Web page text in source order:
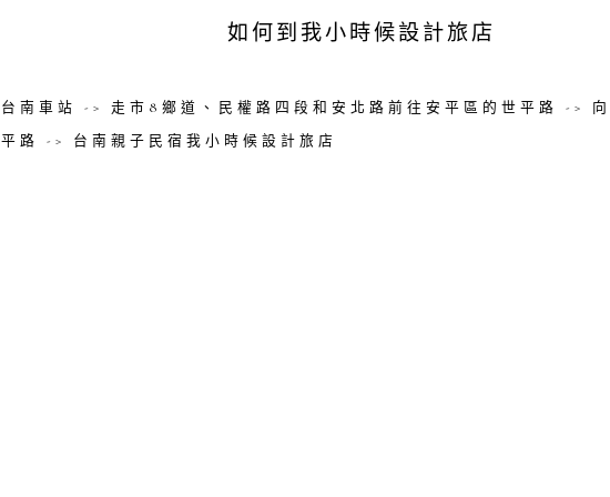
如何到我小時候設計旅店
台南車站 -> 走市8鄉道、民權路四段和安北路前往安平區的世平路 ->
平路 -> 台南親子民宿我小時候設計旅店